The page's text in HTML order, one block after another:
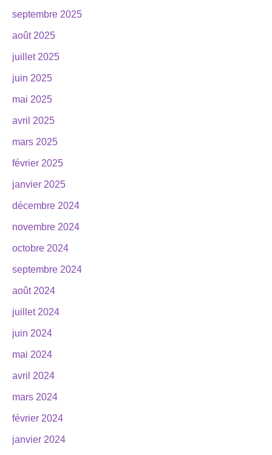
septembre 2025
août 2025
juillet 2025
juin 2025
mai 2025
avril 2025
mars 2025
février 2025
janvier 2025
décembre 2024
novembre 2024
octobre 2024
septembre 2024
août 2024
juillet 2024
juin 2024
mai 2024
avril 2024
mars 2024
février 2024
janvier 2024